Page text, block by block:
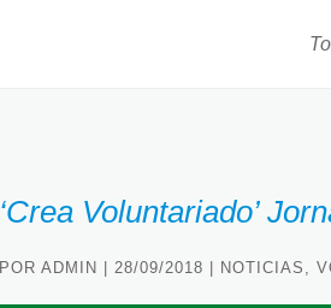
‘Crea Voluntariado’
PORADMIN |28/09/2018 NOTICIAS ,